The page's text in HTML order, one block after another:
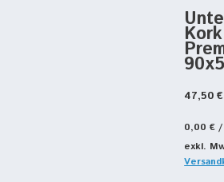
47,50€
0,00€ /
exkl.